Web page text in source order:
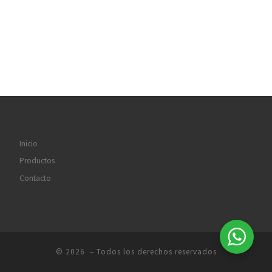
Inicio
Productos
Contacto
© 2026 – Todos los derechos reservados